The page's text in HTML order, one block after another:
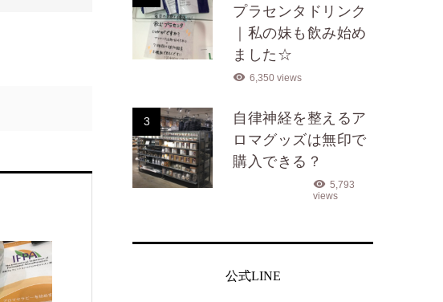
プラセンタドリンク
｜私の妹も飲み始め
ました☆
6,350 views
3
自律神経を整えるア
ロマグッズは無印で
購入できる？
5,793
views
公式LINE